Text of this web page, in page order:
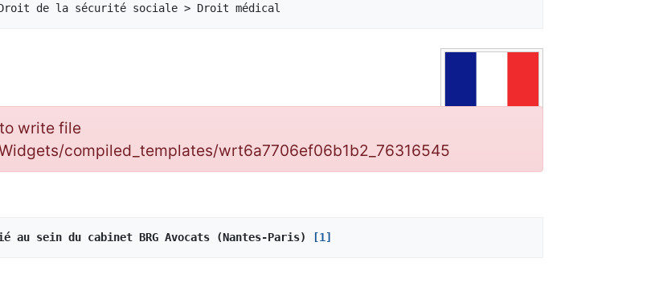
write file
compiled_templates/wrt6a7706ef06b1b2_76316545
au sein du cabinet BRG Avocats (Nantes-Paris) [1]